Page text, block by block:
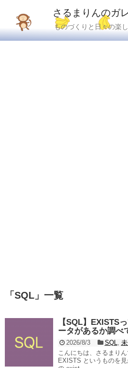
さるまりんのガ
ものづくりと日々の楽
「 SQL 」 一覧
【SQL】EXISTS
ータがあるか調べ
2026/8/3 SQL
こんにちは、さるまり
EXISTS というものを